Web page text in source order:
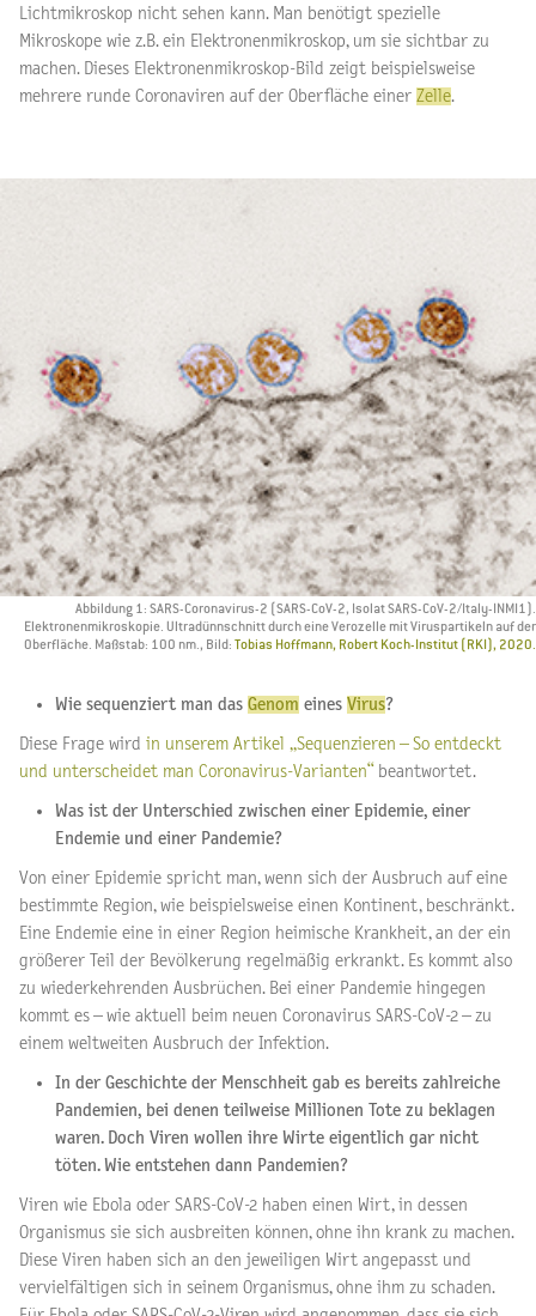
Lichtmikroskop nicht sehen kann. Man benötigt spezielle
Mikroskope wie z.B. ein Elektronenmikroskop, um sie sichtbar zu
machen. Dieses Elektronenmikroskop-Bild zeigt beispielsweise
mehrere runde Coronaviren auf der Oberfläche einer Zelle.
Abbildung 1: SARS-Coronavirus-2 (SARS-CoV-2, Isolat SARS-CoV-2/Italy-INMI1).
Elektronenmikroskopie. Ultradünnschnitt durch eine Verozelle mit Viruspartikeln auf der
Oberfläche. Maßstab: 100 nm., Bild: Tobias Hoffmann, Robert Koch-Institut (RKI), 2020.
Wie sequenziert man das Genom eines Virus?
Diese Frage wird in unserem Artikel „Sequenzieren – So entdeckt
und unterscheidet man Coronavirus-Varianten“beantwortet.
Was ist der Unterschied zwischen einer Epidemie, einer
Endemie und einer Pandemie?
Von einer Epidemie spricht man, wenn sich der Ausbruch auf eine
bestimmte Region, wie beispielsweise einen Kontinent, beschränkt.
Eine Endemie eine in einer Region heimische Krankheit, an der ein
größerer Teil der Bevölkerung regelmäßig erkrankt. Es kommt also
zu wiederkehrenden Ausbrüchen. Bei einer Pandemie hingegen
kommt es – wie aktuell beim neuen Coronavirus SARS-CoV-2 – zu
einem weltweiten Ausbruch der Infektion.
In der Geschichte der Menschheit gab es bereits zahlreiche
Pandemien, bei denen teilweise Millionen Tote zu beklagen
waren. Doch Viren wollen ihre Wirte eigentlich gar nicht
töten. Wie entstehen dann Pandemien?
Viren wie Ebola oder SARS-CoV-2 haben einen Wirt, in dessen
Organismus sie sich ausbreiten können, ohne ihn krank zu machen.
Diese Viren haben sich an den jeweiligen Wirt angepasst und
vervielfältigen sich in seinem Organismus, ohne ihm zu schaden.